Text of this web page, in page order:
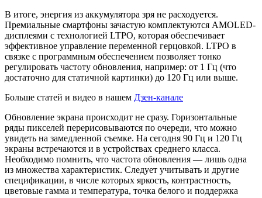
В итоге, энергия из аккумулятора зря не расходуется.
Премиальные смартфоны зачастую комплектуются AMOLED-
дисплеями с технологией LTPO, которая обеспечивает
эффективное управление переменной герцовкой. LTPO в
связке с программным обеспечением позволяет тонко
регулировать частоту обновления, например: от 1 Гц (что
достаточно для статичной картинки) до 120 Гц или выше.
Больше статей и видео в нашем Дзен-канале
Обновление экрана происходит не сразу. Горизонтальные
ряды пикселей перерисовываются по очереди, что можно
увидеть на замедленной съемке. На сегодня 90 Гц и 120 Гц
экраны встречаются и в устройствах среднего класса.
Необходимо помнить, что частота обновления — лишь одна
из множества характеристик. Следует учитывать и другие
спецификации, в числе которых яркость, контрастность,
цветовые гамма и температура, точка белого и поддержка